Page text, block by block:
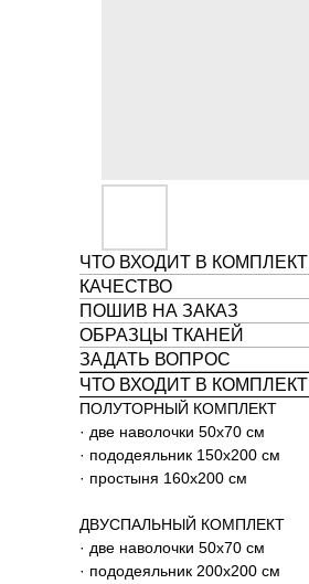
ЧТО ВХОДИТ В КОМПЛЕКТ
КАЧЕСТВО
ПОШИВ НА ЗАКАЗ
ОБРАЗЦЫ ТКАНЕЙ
ЗАДАТЬ ВОПРОС
ЧТО ВХОДИТ В КОМПЛЕКТ
ПОЛУТОРНЫЙ КОМПЛЕКТ
· две наволочки 50х70 см
· пододеяльник 150х200 см
· простыня 160х200 см
ДВУСПАЛЬНЫЙ КОМПЛЕКТ
· две наволочки 50х70 см
· пододеяльник 200х200 см